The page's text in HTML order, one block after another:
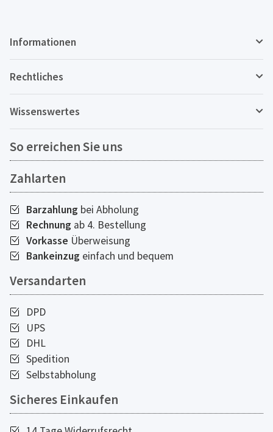
Informationen
Rechtliches
Wissenswertes
So erreichen Sie uns
Zahlarten
Barzahlung bei Abholung
Rechnung ab 4. Bestellung
Vorkasse Überweisung
Bankeinzug einfach und bequem
Versandarten
DPD
UPS
DHL
Spedition
Selbstabholung
Sicheres Einkaufen